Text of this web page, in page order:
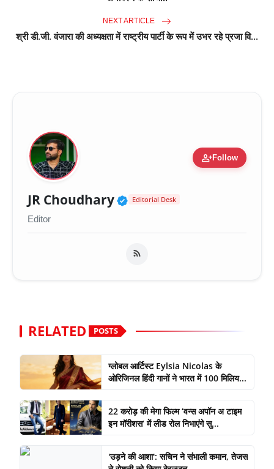
NEXT ARTICLE
श्री डी.जी. वंजारा की अध्यक्षता में राष्ट्रीय पार्टी के रूप में उभर रहे प्रजा वि...
person_addFollow
JR Choudhary Verified Public Figure
Editorial Desk
Editor
RELATED POSTS
ग्लोबल आर्टिस्ट Eylsia Nicolas के
ओरिजिनल हिंदी गानों ने भारत में 100 मिलिय...
22 करोड़ की मेगा फिल्म ‘वन्स अपॉन अ टाइम
इन मॉरीशस’ में लीड रोल निभाएंगे सु...
'उड़ने की आशा': सचिन ने संभाली कमान, तेजस